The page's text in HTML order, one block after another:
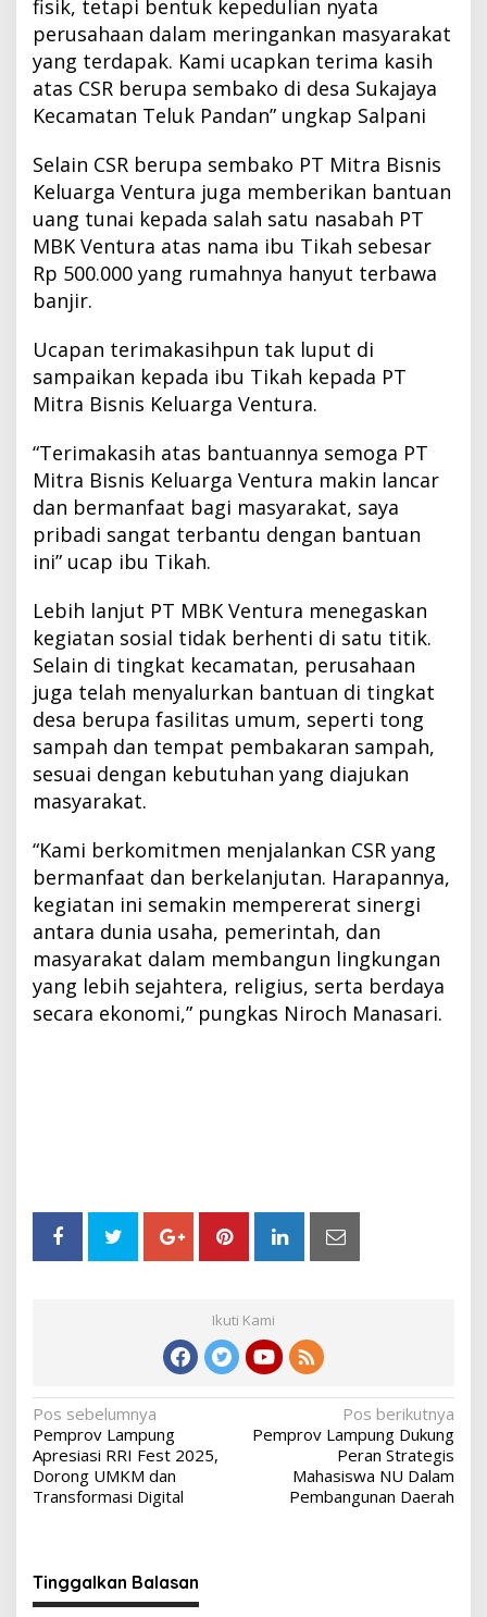
fisik, tetapi bentuk kepedulian nyata
perusahaan dalam meringankan masyarakat
yang terdapak. Kami ucapkan terima kasih
atas CSR berupa sembako di desa Sukajaya
Kecamatan Teluk Pandan” ungkap Salpani
Selain CSR berupa sembako PT Mitra Bisnis
Keluarga Ventura juga memberikan bantuan
uang tunai kepada salah satu nasabah PT
MBK Ventura atas nama ibu Tikah sebesar
Rp 500.000 yang rumahnya hanyut terbawa
banjir.
Ucapan terimakasihpun tak luput di
sampaikan kepada ibu Tikah kepada PT
Mitra Bisnis Keluarga Ventura.
“Terimakasih atas bantuannya semoga PT
Mitra Bisnis Keluarga Ventura makin lancar
dan bermanfaat bagi masyarakat, saya
pribadi sangat terbantu dengan bantuan
ini” ucap ibu Tikah.
Lebih lanjut PT MBK Ventura menegaskan
kegiatan sosial tidak berhenti di satu titik.
Selain di tingkat kecamatan, perusahaan
juga telah menyalurkan bantuan di tingkat
desa berupa fasilitas umum, seperti tong
sampah dan tempat pembakaran sampah,
sesuai dengan kebutuhan yang diajukan
masyarakat.
“Kami berkomitmen menjalankan CSR yang
bermanfaat dan berkelanjutan. Harapannya,
kegiatan ini semakin mempererat sinergi
antara dunia usaha, pemerintah, dan
masyarakat dalam membangun lingkungan
yang lebih sejahtera, religius, serta berdaya
secara ekonomi,” pungkas Niroch Manasari.
Ikuti Kami
Navigasi
pos
Pos sebelumnya
Pemprov Lampung
Apresiasi RRI Fest 2025,
Dorong UMKM dan
Transformasi Digital
Pos berikutnya
Pemprov Lampung Dukung
Peran Strategis
Mahasiswa NU Dalam
Pembangunan Daerah
Tinggalkan Balasan